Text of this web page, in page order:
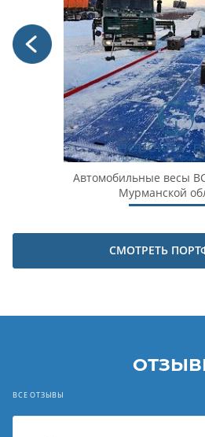
Автомобильные весы
Мурманской
СМОТРЕТЬ
ВСЕ ОТЗЫВЫ